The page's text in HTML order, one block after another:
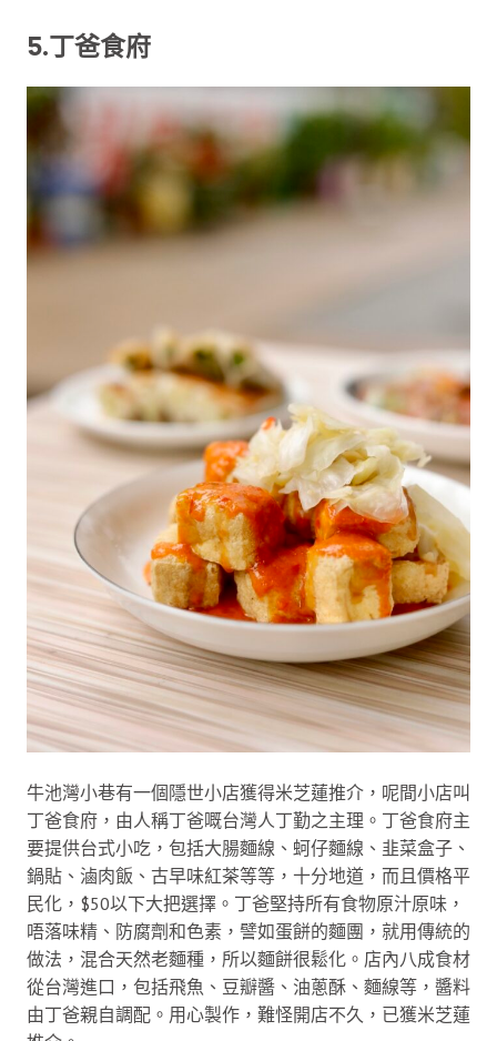
5.丁爸食府
牛池灣小巷有一個隱世小店獲得米芝蓮推介，呢間小店叫
丁爸食府，由人稱丁爸嘅台灣人丁勤之主理。丁爸食府主
要提供台式小吃，包括大腸麵線、蚵仔麵線、韭菜盒子、
鍋貼、滷肉飯、古早味紅茶等等，十分地道，而且價格平
民化，$50以下大把選擇。丁爸堅持所有食物原汁原味，
唔落味精、防腐劑和色素，譬如蛋餅的麵團，就用傳統的
做法，混合天然老麵種，所以麵餅很鬆化。店內八成食材
從台灣進口，包括飛魚、豆瓣醬、油蔥酥、麵線等，醬料
由丁爸親自調配。用心製作，難怪開店不久，已獲米芝蓮